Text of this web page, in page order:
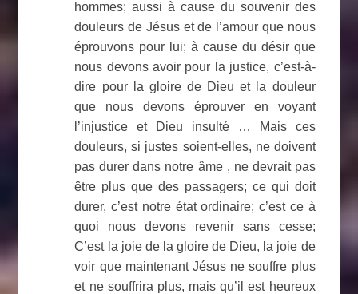
hommes; aussi à cause du souvenir des
douleurs de Jésus et de l’amour que nous
éprouvons pour lui; à cause du désir que
nous devons avoir pour la justice, c’est-à-
dire pour la gloire de Dieu et la douleur
que nous devons éprouver en voyant
l’injustice et Dieu insulté … Mais ces
douleurs, si justes soient-elles, ne doivent
pas durer dans notre âme , ne devrait pas
être plus que des passagers; ce qui doit
durer, c’est notre état ordinaire; c’est ce à
quoi nous devons revenir sans cesse;
C’est la joie de la gloire de Dieu, la joie de
voir que maintenant Jésus ne souffre plus
et ne souffrira plus, mais qu’il est heureux